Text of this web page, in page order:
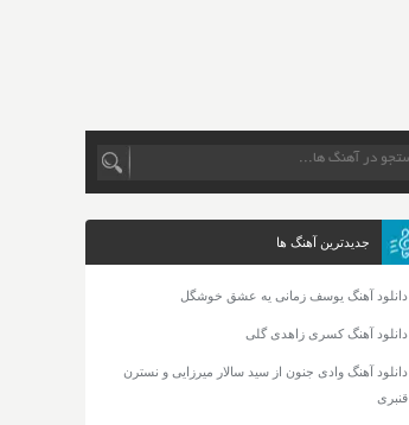
جدیدترین آهنگ ها
دانلود آهنگ یوسف زمانی یه عشق خوشگل
دانلود آهنگ کسری زاهدی گلی
دانلود آهنگ وادی جنون از سید سالار میرزایی و نسترن
قنبری